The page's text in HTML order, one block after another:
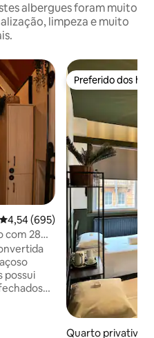
albergues foram muito
limpeza e muito
4,54 de uma avaliação média de
4,54 (695)
com 28
possui
Preferido dos
Preferido dos
Quarto privativo ⋅